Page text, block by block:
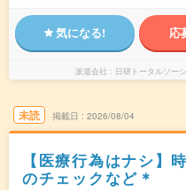
気になる! 応
派遣会社 日研トータルソー
未読 掲載日 2026/08/04
【医療行為はナシ】
のチェックなど＊